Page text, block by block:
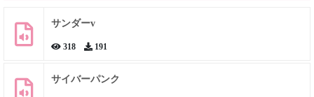
サンダーv
318 191
サイバーパンク